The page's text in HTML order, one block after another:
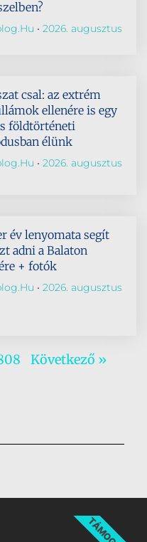
2026. augusztus
csal: az extrém
ellenére is egy
földtörténeti
élünk
2026. augusztus
év lenyomata segít
adni a Balaton
+ fotók
2026. augusztus
Következő »